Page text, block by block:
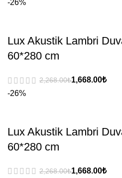
-26%
Lux Akustik Lambri
60*280 cm
₺
₺
-26%
Lux Akustik Lambri
60*280 cm
₺ ₺